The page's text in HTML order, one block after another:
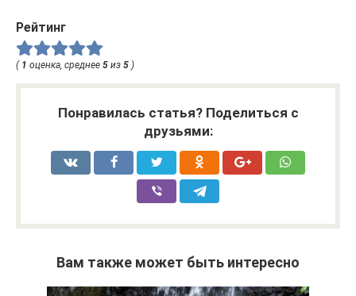
Рейтинг
( 1 оценка, среднее 5 из 5 )
Понравилась статья? Поделиться с
друзьями:
Вам также может быть интересно